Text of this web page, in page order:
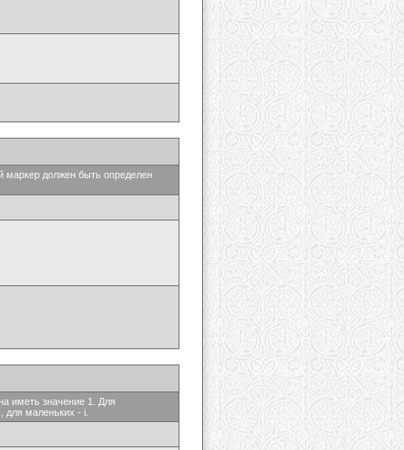
маркер должен быть определен
иметь значение 1. Для
маленьких - i.